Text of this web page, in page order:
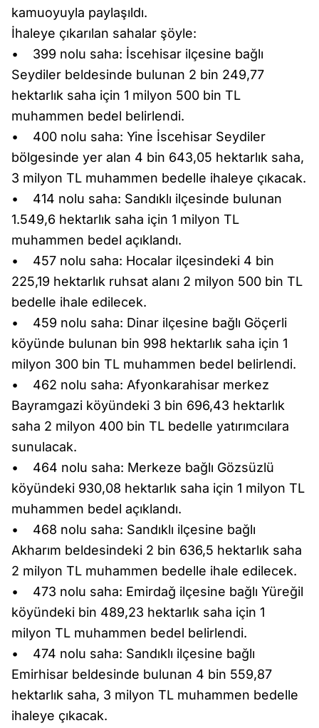
kamuoyuyla paylaşıldı.
İhaleye çıkarılan sahalar şöyle:
• 399 nolu saha: İscehisar ilçesine bağlı
Seydiler beldesinde bulunan 2 bin 249,77
hektarlık saha için 1 milyon 500 bin TL
muhammen bedel belirlendi.
• 400 nolu saha: Yine İscehisar Seydiler
bölgesinde yer alan 4 bin 643,05 hektarlık saha,
3 milyon TL muhammen bedelle ihaleye çıkacak.
• 414 nolu saha: Sandıklı ilçesinde bulunan
1.549,6 hektarlık saha için 1 milyon TL
muhammen bedel açıklandı.
• 457 nolu saha: Hocalar ilçesindeki 4 bin
225,19 hektarlık ruhsat alanı 2 milyon 500 bin TL
bedelle ihale edilecek.
• 459 nolu saha: Dinar ilçesine bağlı Göçerli
köyünde bulunan bin 998 hektarlık saha için 1
milyon 300 bin TL muhammen bedel belirlendi.
• 462 nolu saha: Afyonkarahisar merkez
Bayramgazi köyündeki 3 bin 696,43 hektarlık
saha 2 milyon 400 bin TL bedelle yatırımcılara
sunulacak.
• 464 nolu saha: Merkeze bağlı Gözsüzlü
köyündeki 930,08 hektarlık saha için 1 milyon TL
muhammen bedel açıklandı.
• 468 nolu saha: Sandıklı ilçesine bağlı
Akharım beldesindeki 2 bin 636,5 hektarlık saha
2 milyon TL muhammen bedelle ihale edilecek.
• 473 nolu saha: Emirdağ ilçesine bağlı Yüreğil
köyündeki bin 489,23 hektarlık saha için 1
milyon TL muhammen bedel belirlendi.
• 474 nolu saha: Sandıklı ilçesine bağlı
Emirhisar beldesinde bulunan 4 bin 559,87
hektarlık saha, 3 milyon TL muhammen bedelle
ihaleye çıkacak.